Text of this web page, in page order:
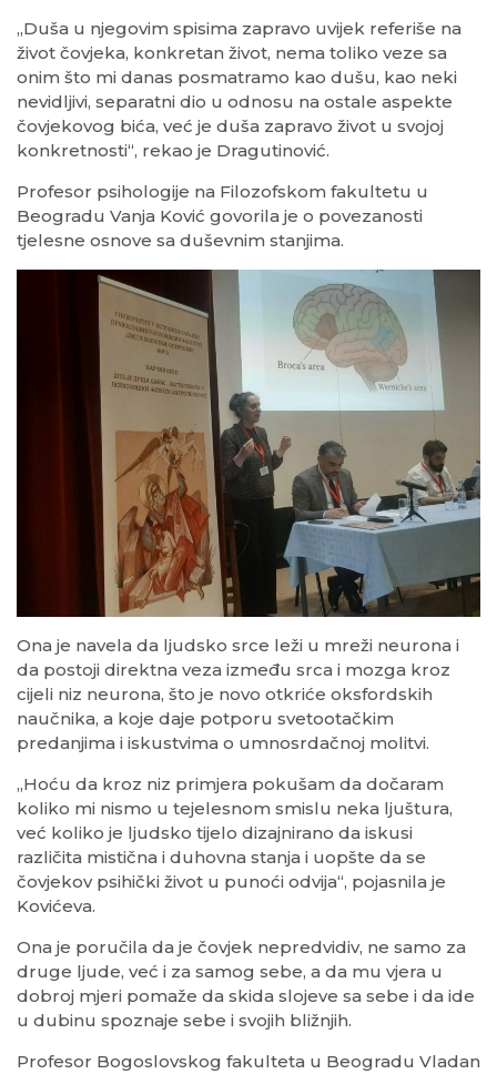
„Duša u njegovim spisima zapravo uvijek referiše na
život čovjeka, konkretan život, nema toliko veze sa
onim što mi danas posmatramo kao dušu, kao neki
nevidljivi, separatni dio u odnosu na ostale aspekte
čovjekovog bića, već je duša zapravo život u svojoj
konkretnosti“, rekao je Dragutinović.
Profesor psihologije na Filozofskom fakultetu u
Beogradu Vanja Ković govorila je o povezanosti
tjelesne osnove sa duševnim stanjima.
Ona je navela da ljudsko srce leži u mreži neurona i
da postoji direktna veza između srca i mozga kroz
cijeli niz neurona, što je novo otkriće oksfordskih
naučnika, a koje daje potporu svetootačkim
predanjima i iskustvima o umnosrdačnoj molitvi.
„Hoću da kroz niz primjera pokušam da dočaram
koliko mi nismo u tejelesnom smislu neka ljuštura,
već koliko je ljudsko tijelo dizajnirano da iskusi
različita mistična i duhovna stanja i uopšte da se
čovjekov psihički život u punoći odvija“, pojasnila je
Kovićeva.
Ona je poručila da je čovjek nepredvidiv, ne samo za
druge ljude, već i za samog sebe, a da mu vjera u
dobroj mjeri pomaže da skida slojeve sa sebe i da ide
u dubinu spoznaje sebe i svojih bližnjih.
Profesor Bogoslovskog fakulteta u Beogradu Vladan